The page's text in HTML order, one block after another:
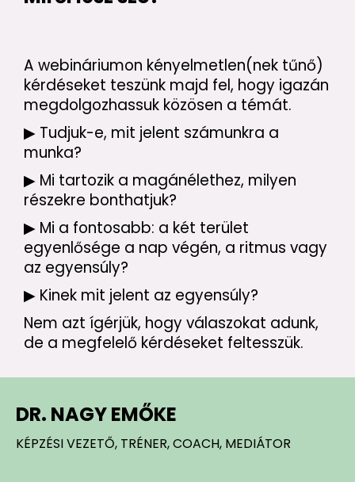
A webináriumon kényelmetlen(nek tűnő)
kérdéseket teszünk majd fel, hogy igazán
megdolgozhassuk közösen a témát.
▶ Tudjuk-e, mit jelent számunkra a
munka?
▶ Mi tartozik a magánélethez, milyen
részekre bonthatjuk?
▶ Mi a fontosabb: a két terület
egyenlősége a nap végén, a ritmus vagy
az egyensúly?
▶ Kinek mit jelent az egyensúly?
Nem azt ígérjük, hogy válaszokat adunk,
de a megfelelő kérdéseket feltesszük.
DR. NAGY EMŐKE
KÉPZÉSI VEZETŐ, TRÉNER, COACH, MEDIÁTOR